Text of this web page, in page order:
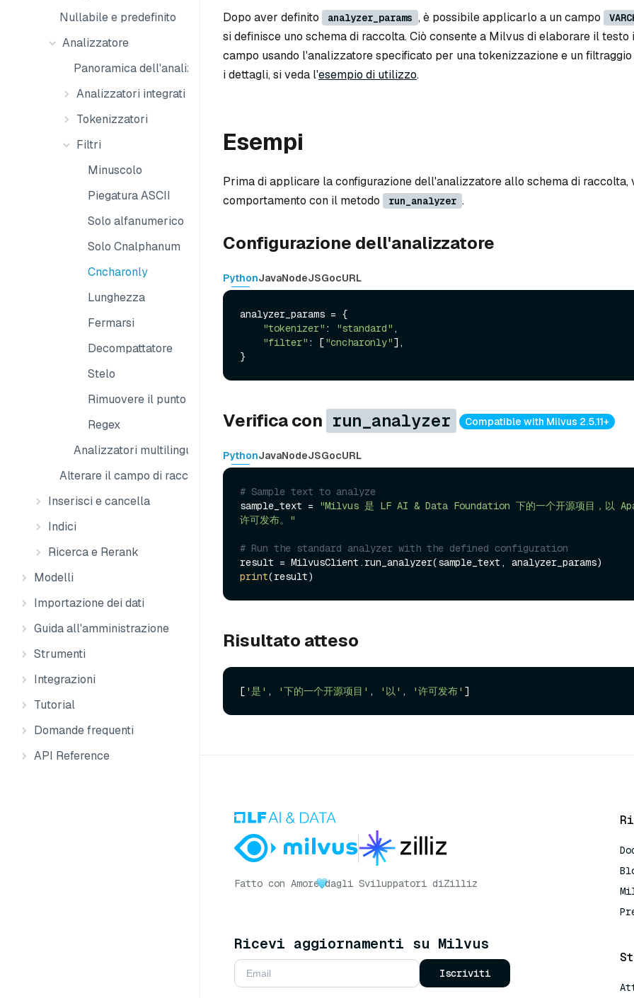
Nullabile e predefinito
Analizzatore
Panoramica dell'analizzatore
Analizzatori integrati
Tokenizzatori
Filtri
Minuscolo
Piegatura ASCII
Solo alfanumerico
Solo Cnalphanum
Cncharonly
Lunghezza
Fermarsi
Decompattatore
Stelo
Rimuovere il punto
Regex
Analizzatori multilingue
Alterare il campo di raccolta
Inserisci e cancella
Indici
Ricerca e Rerank
Modelli
Importazione dei dati
Guida all'amministrazione
Strumenti
Integrazioni
Tutorial
Domande frequenti
API Reference
Dopo aver definito analyzer_params , è possibile applicarlo a un campo
si definisce uno schema di raccolta. Ciò consente a Milvus di elaborare il testo
campo usando l'analizzatore specificato per una tokenizzazione e un
i dettagli, si veda l'esempio di utilizzo.
Esempi
Prima di applicare la configurazione dell'analizzatore allo schema di raccolta,
comportamento con il metodo
run_analyzer .
Configurazione dell'analizzatore
PythonJavaNodeJSGocURL
analyzer_params = {
"tokenizer" : "standard" ,
"filter" : ["cncharonly"],
Verifica con run_analyzer Compatible with Milvus 2.5.11+
PythonJavaNodeJSGocURL
# Sample text to analyze
sample_text =
"Milvus 是 LF AI & Data Foundation 下的一个开源项目，以
许可发布。"
# Run the standard analyzer with the defined configuration
print
Risultato atteso
[ '是' , '下的一个开源项目' , '以' , '许可发布'
Fatto con Amore dagli Sviluppatori diZilliz
Ricevi aggiornamenti su Milvus
Iscriviti